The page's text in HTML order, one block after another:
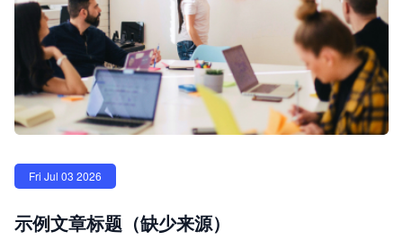
Fri Jul 03 2026
示例文章标题（缺少来源）